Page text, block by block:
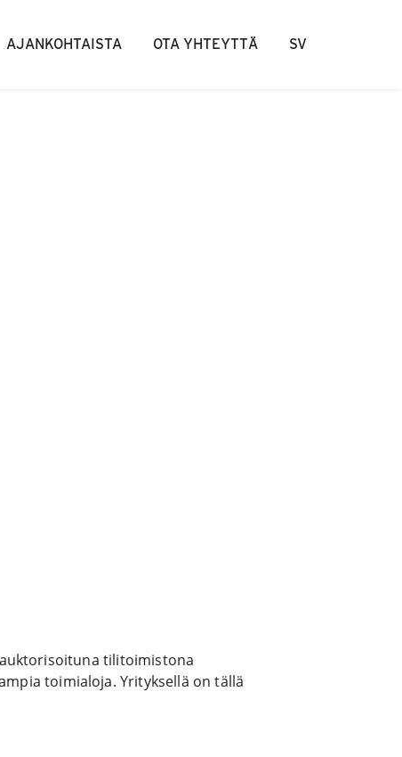
AJANKOHTAISTA OTA YHTEYTTÄ SV
tilitoimistona
toimialoja. Yrityksellä on tällä